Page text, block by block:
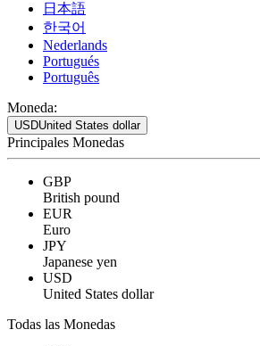
日本語
한국어
Nederlands
Portugués
Português
Moneda:
USDUnited States dollar
Principales Monedas
GBP
British pound
EUR
Euro
JPY
Japanese yen
USD
United States dollar
Todas las Monedas